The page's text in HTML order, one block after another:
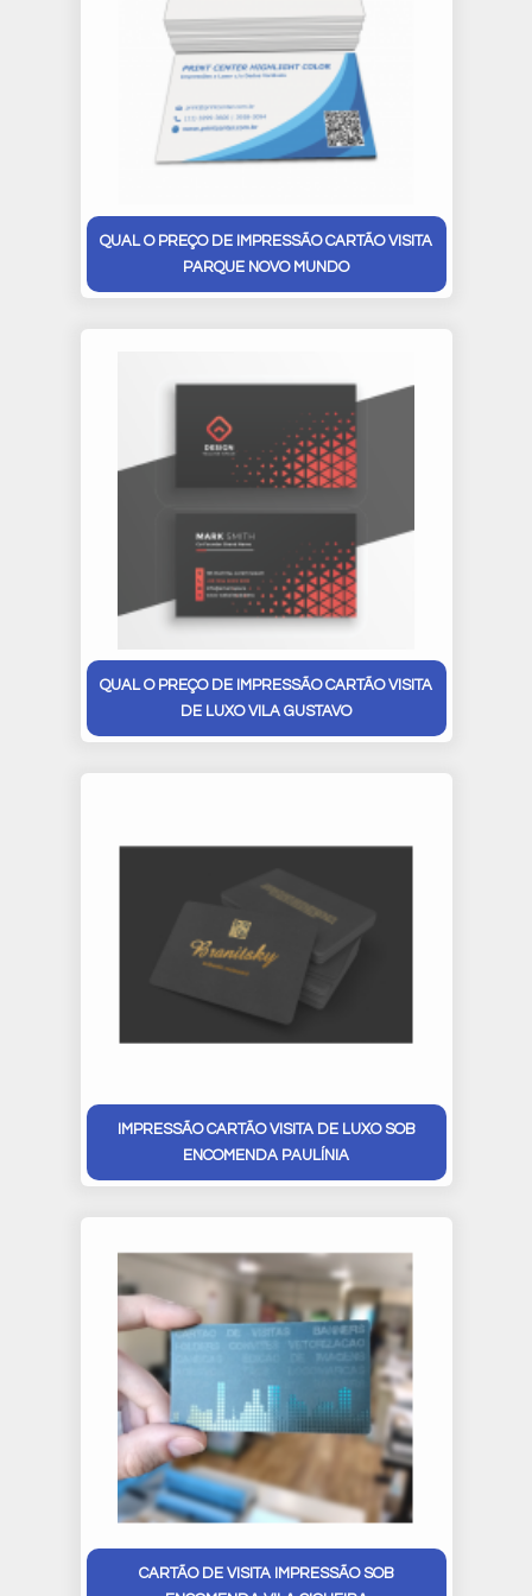
QUAL O PREÇO DE IMPRESSÃO CARTÃO VISITA
PARQUE NOVO MUNDO
QUAL O PREÇO DE IMPRESSÃO CARTÃO VISITA
DE LUXO VILA GUSTAVO
IMPRESSÃO CARTÃO VISITA DE LUXO SOB
ENCOMENDA PAULÍNIA
CARTÃO DE VISITA IMPRESSÃO SOB